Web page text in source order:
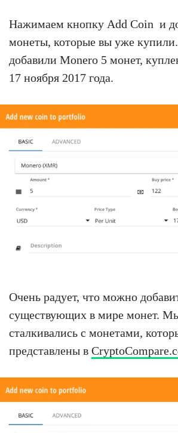
Нажимаем кнопку Add Coin и
монеты, которые вы уже
добавили Monero 5 монет,
17 ноября 2017 года.
Очень радует, что можно
существующих в мире монет.
сталкивались с монетами,
представлены в